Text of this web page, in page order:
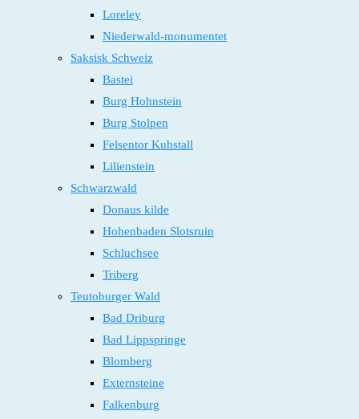
Loreley
Niederwald-monumentet
Saksisk Schweiz
Bastei
Burg Hohnstein
Burg Stolpen
Felsentor Kuhstall
Lilienstein
Schwarzwald
Donaus kilde
Hohenbaden Slotsruin
Schluchsee
Triberg
Teutoburger Wald
Bad Driburg
Bad Lippspringe
Blomberg
Externsteine
Falkenburg